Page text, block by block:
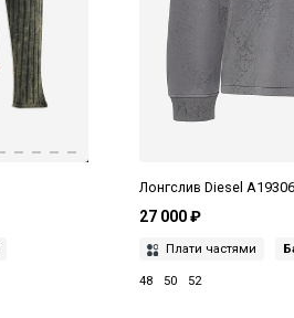
Лонгслив Diesel
27 000 ₽
Плати частями
48 50 52